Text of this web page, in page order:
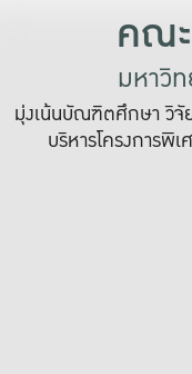
คณ
มหาวิ
มุ่งเน้นบัณฑิตศึกษา วิจั
บริหารโครงการพิ